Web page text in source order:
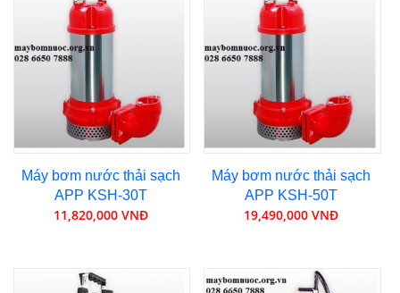
Máy bơm nước thải sạch
APP KSH-30T
11,820,000 VNĐ
Máy bơm nước thải sạch
APP KSH-50T
19,490,000 VNĐ